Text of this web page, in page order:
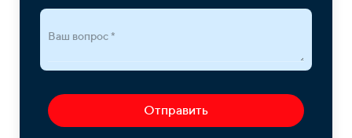
Ваш вопрос *
Отправить